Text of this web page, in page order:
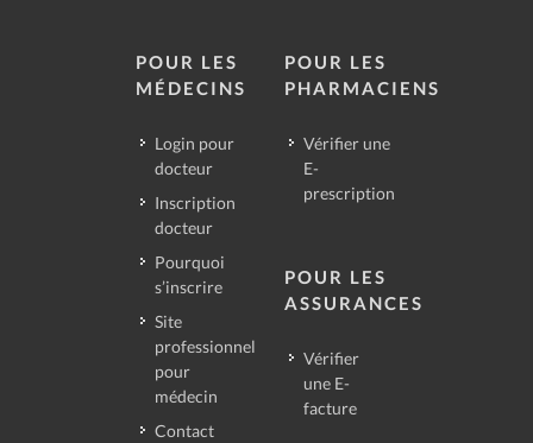
POUR LES
MÉDECINS
Login pour
docteur
Inscription
docteur
Pourquoi
s’inscrire
Site
professionnel
pour
médecin
Contact
POUR LES
PHARMACIENS
Vérifier une
E-
prescription
POUR LES
ASSURANCES
Vérifier
une E-
facture